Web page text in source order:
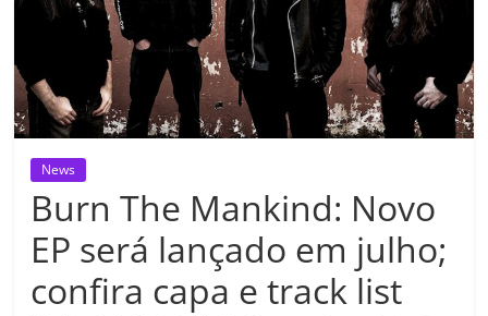
News
Burn The Mankind: Novo
EP será lançado em julho;
confira capa e track list